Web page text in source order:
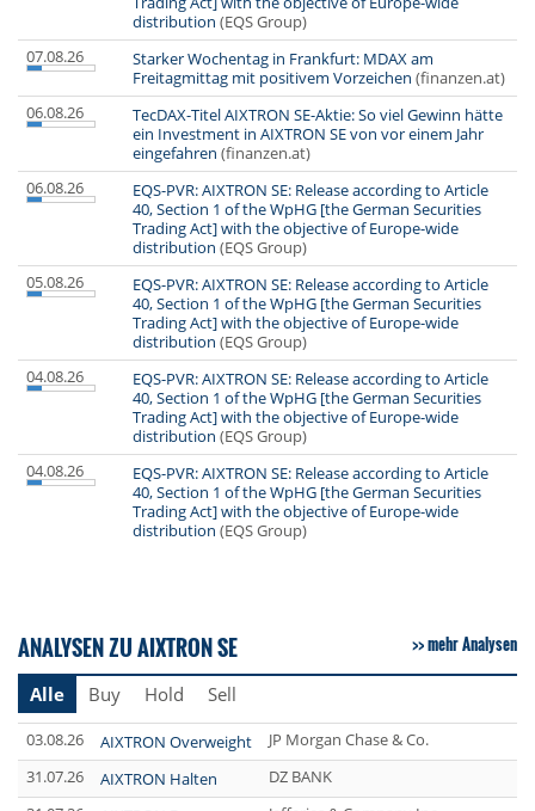
distribution (EQS Group)
07.08.26
Starker Wochentag in Frankfurt: MDAX am
Freitagmittag mit positivem Vorzeichen (finanzen.at)
06.08.26
TecDAX-Titel AIXTRON SE-Aktie: So viel Gewinn hätte
ein Investment in AIXTRON SE von vor einem Jahr
eingefahren (finanzen.at)
06.08.26
EQS-PVR: AIXTRON SE: Release according to Article
40, Section 1 of the WpHG [the German Securities
Trading Act] with the objective of Europe-wide
distribution (EQS Group)
05.08.26
EQS-PVR: AIXTRON SE: Release according to Article
40, Section 1 of the WpHG [the German Securities
Trading Act] with the objective of Europe-wide
distribution (EQS Group)
04.08.26
EQS-PVR: AIXTRON SE: Release according to Article
40, Section 1 of the WpHG [the German Securities
Trading Act] with the objective of Europe-wide
distribution (EQS Group)
04.08.26
EQS-PVR: AIXTRON SE: Release according to Article
40, Section 1 of the WpHG [the German Securities
Trading Act] with the objective of Europe-wide
distribution (EQS Group)
ANALYSEN ZU AIXTRON SE mehr Analysen
Alle Buy Hold Sell
03.08.26 AIXTRON Overweight
JP Morgan Chase & Co.
31.07.26
AIXTRON Halten
DZ BANK